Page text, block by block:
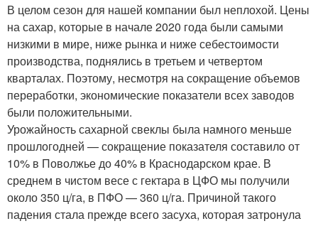
В целом сезон для нашей компании был неплохой. Цены
на сахар, которые в начале 2020 года были самыми
низкими в мире, ниже рынка и ниже себестоимости
производства, поднялись в третьем и четвертом
кварталах. Поэтому, несмотря на сокращение объемов
переработки, экономические показатели всех заводов
были положительными.
Урожайность сахарной свеклы была намного меньше
прошлогодней — сокращение показателя составило от
10% в Поволжье до 40% в Краснодарском крае. В
среднем в чистом весе с гектара в ЦФО мы получили
около 350 ц/га, в ПФО — 360 ц/га. Причиной такого
падения стала прежде всего засуха, которая затронула